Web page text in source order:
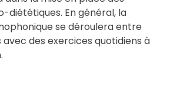
diététiques. En général, la
se déroulera entre
avec des exercices quotidiens à